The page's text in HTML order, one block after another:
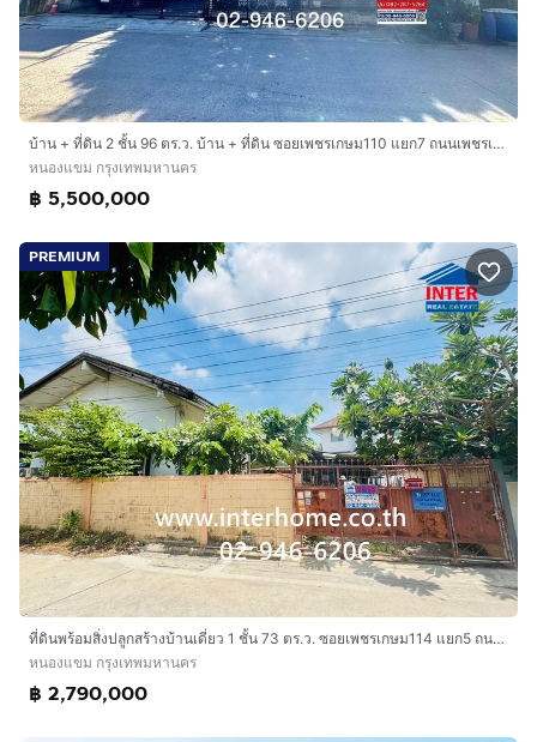
บ้าน + ที่ดิน 2 ชั้น 96 ตร.ว. บ้าน + ที่ดิน ซอยเพชรเกษม110 แยก7 ถนนเพชรเกษม ถนนเพชรเกษม110 เขตหนองแขม กรุงเทพมหานคร
หนองแขม กรุงเทพมหานคร
฿ 5,500,000
PREMIUM
ที่ดินพร้อมสิ่งปลูกสร้างบ้านเดี่ยว 1 ชั้น 73 ตร.ว. ซอยเพชรเกษม114 แยก5 ถนนเพชรเกษม ถนนพุทธมณฑลสาย4 เขตหนองแขม กรุงเทพมหานคร
หนองแขม กรุงเทพมหานคร
฿ 2,790,000